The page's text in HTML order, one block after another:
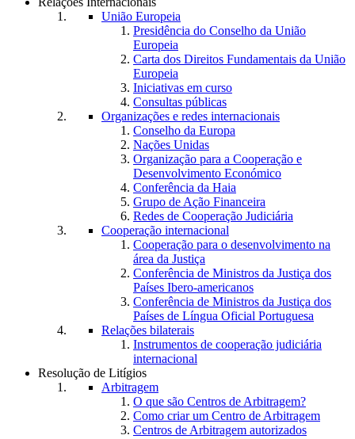
União Europeia
Presidência do Conselho da União
Europeia
Carta dos Direitos Fundamentais da União
Europeia
Iniciativas em curso
Consultas públicas
Organizações e redes internacionais
Conselho da Europa
Nações Unidas
Organização para a Cooperação e
Desenvolvimento Económico
Conferência da Haia
Grupo de Ação Financeira
Redes de Cooperação Judiciária
Cooperação internacional
Cooperação para o desenvolvimento na
área da Justiça
Conferência de Ministros da Justiça dos
Países Ibero-americanos
Conferência de Ministros da Justiça dos
Países de Língua Oficial Portuguesa
Relações bilaterais
Instrumentos de cooperação judiciária
internacional
Resolução de Litígios
Arbitragem
O que são Centros de Arbitragem?
Como criar um Centro de Arbitragem
Centros de Arbitragem autorizados